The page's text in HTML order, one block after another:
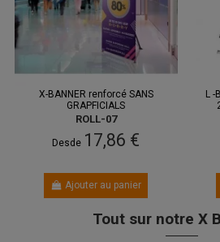
X-BANNER renforcé SANS
GRAPFICIALS
ROLL-07
Desde 17,86 €
Ajouter au panier
L -
Tout sur notre X